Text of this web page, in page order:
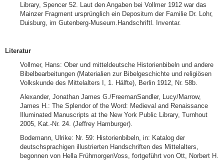
Library, Spencer 52. Laut den Angaben bei Vollmer 1912 war das
Mainzer Fragment ursprünglich ein Depositum der Familie Dr. Lohr,
Duisburg, im Gutenberg-Museum.Handschriftl. Inventar.
Literatur
Vollmer, Hans: Ober und mitteldeutsche Historienbibeln und andere
Bibelbearbeitungen (Materialien zur Bibelgeschichte und religiösen
Volkskunde des Mittelalters I, 1. Hälfte), Berlin 1912, Nr. 58b.
Alexander, Jonathan James G./FreemanSandler, Lucy/Marrow,
James H.: The Splendor of the Word: Medieval and Renaissance
Illuminated Manuscripts at the New York Public Library, Turnhout
2005, Kat.-Nr. 24. (Jeffrey Hamburger).
Bodemann, Ulrike: Nr. 59: Historienbibeln, in: Katalog der
deutschsprachigen illustrierten Handschriften des Mittelalters,
begonnen von Hella FrühmorgenVoss, fortgeführt von Ott, Norbert H.